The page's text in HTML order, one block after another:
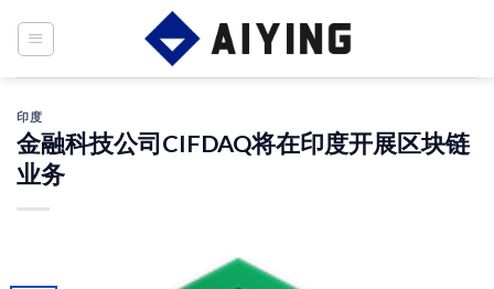
印度
金融科技公司CIFDAQ将在印度开展区块链
业务